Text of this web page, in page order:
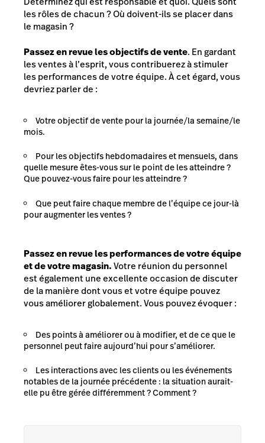
les rôles de chacun ? Où doivent-ils se placer dans
le magasin ?
Passez en revue les objectifs de vente. En gardant
les ventes à l’esprit, vous contribuerez à stimuler
les performances de votre équipe. À cet égard, vous
devriez parler de :
Votre objectif de vente pour la journée/la semaine/le
mois.
Pour les objectifs hebdomadaires et mensuels, dans
quelle mesure êtes-vous sur le point de les atteindre ?
Que pouvez-vous faire pour les atteindre ?
Que peut faire chaque membre de l’équipe ce jour-là
pour augmenter les ventes ?
Passez en revue les performances de votre équipe
et de votre magasin.Votre réunion du personnel
est également une excellente occasion de discuter
de la manière dont vous et votre équipe pouvez
vous améliorer globalement. Vous pouvez évoquer :
Des points à améliorer ou à modifier, et de ce que le
personnel peut faire aujourd’hui pour s’améliorer.
Les interactions avec les clients ou les événements
notables de la journée précédente : la situation aurait-
elle pu être gérée différemment ? Comment ?